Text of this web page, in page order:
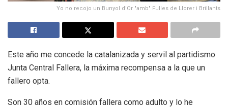
Yo no recojo un Bunyol d'Or "amb" Fulles de Llorer i Brillants
Este año me concede la catalanizada y servil al partidismo
Junta Central Fallera, la máxima recompensa a la que un
fallero opta.
Son 30 años en comisión fallera como adulto y lo he